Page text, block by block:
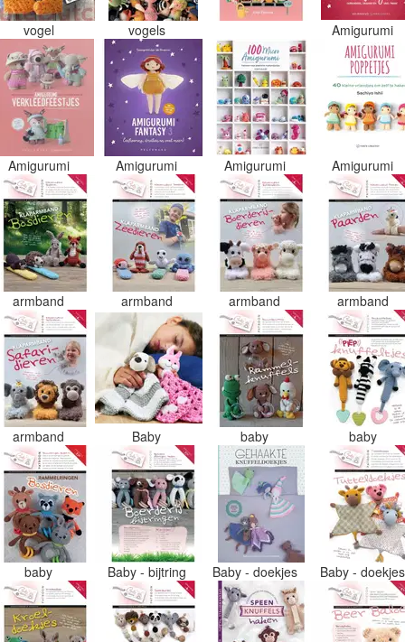
vogel vogels Amigurumi
Amigurumi Amigurumi Amigurumi Amigurumi
armband armband armband armband
armband Baby baby baby
baby Baby - bijtring Baby - doekjes Baby -